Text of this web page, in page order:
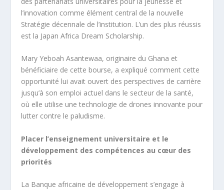
l’innovation comme élément central de la nouvelle
Stratégie décennale de l’institution. L’un des plus réussis
est la Japan Africa Dream Scholarship.
Mary Yeboah Asantewaa, originaire du Ghana et
bénéficiaire de cette bourse, a expliqué comment cette
opportunité lui avait ouvert des perspectives de carrière
jusqu’à son emploi actuel dans le secteur de la santé,
où elle utilise une technologie de drones innovante pour
lutter contre le paludisme.
Placer l’enseignement universitaire et le
développement des compétences au cœur des
priorités
La Banque africaine de développement s’engage à